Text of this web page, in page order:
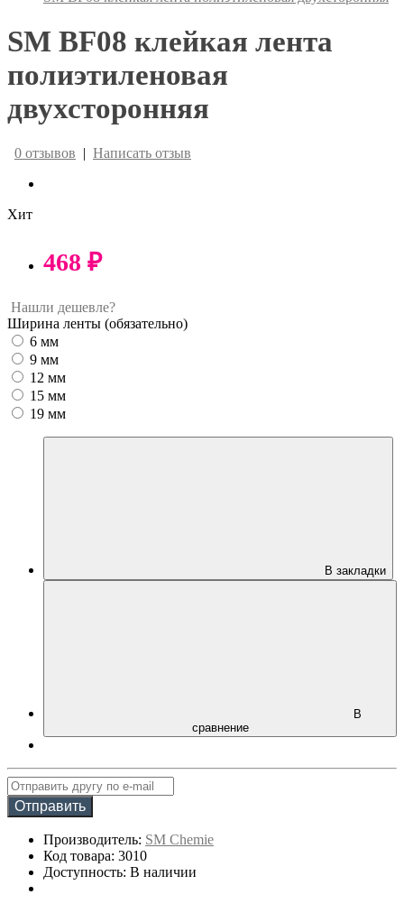
SM BF08 клейкая лента
полиэтиленовая
двухсторонняя
0 отзывов | Написать отзыв
Хит
468 ₽
Нашли дешевле?
Ширина ленты (обязательно)
6 мм
9 мм
12 мм
15 мм
19 мм
В закладки
В
сравнение
Отправить
Производитель: SM Chemie
Код товара: 3010
Доступность: В наличии